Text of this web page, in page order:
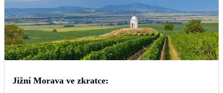
Jižní Morava ve zkratce: